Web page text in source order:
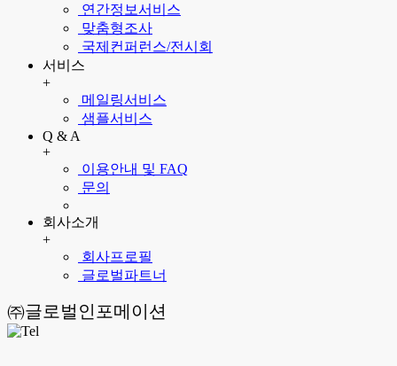
연간정보서비스
맞춤형조사
국제컨퍼런스/전시회
서비스
+
메일링서비스
샘플서비스
Q & A
+
이용안내 및 FAQ
문의
회사소개
+
회사프로필
글로벌파트너
㈜글로벌인포메이션